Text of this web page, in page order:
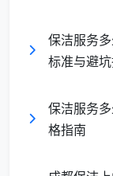
模式”和“分区
剂进行操作
不仅关注肉眼
保洁服务
标准与避
保洁服务
格指南